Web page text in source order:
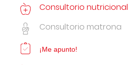
Consultorio nutricional
Consultorio matrona
¡Me apunto!